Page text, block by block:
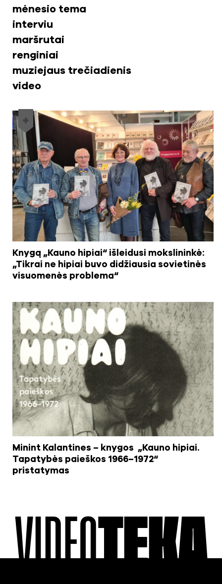
Knygą „Kauno hipiai“ išleidusi mokslininkė:
„Tikrai ne hipiai buvo didžiausia sovietinės
visuomenės problema“
mėnesio tema
interviu
maršrutai
renginiai
muziejaus trečiadienis
video
Minint Kalantines – knygos „Kauno hipiai.
Tapatybės paieškos 1966–1972“
pristatymas
VIDEOTEKA